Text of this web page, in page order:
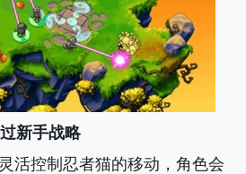
新手战略
活控制忍者猫的移动，角色会